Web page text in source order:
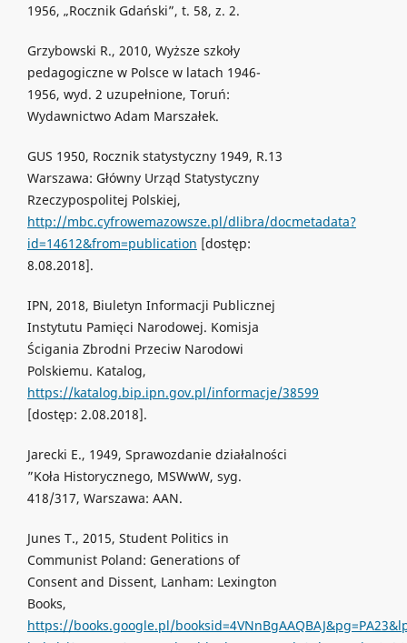
1956, „Rocznik Gdański”, t. 58, z. 2.
Grzybowski R., 2010, Wyższe szkoły
pedagogiczne w Polsce w latach 1946-
1956, wyd. 2 uzupełnione, Toruń:
Wydawnictwo Adam Marszałek.
GUS 1950, Rocznik statystyczny 1949, R.13
Warszawa: Główny Urząd Statystyczny
Rzeczypospolitej Polskiej,
http://mbc.cyfrowemazowsze.pl/dlibra/docmetadata?
id=14612&from=publication [dostęp:
8.08.2018].
IPN, 2018, Biuletyn Informacji Publicznej
Instytutu Pamięci Narodowej. Komisja
Ścigania Zbrodni Przeciw Narodowi
Polskiemu. Katalog,
https://katalog.bip.ipn.gov.pl/informacje/38599
[dostęp: 2.08.2018].
Jarecki E., 1949, Sprawozdanie działalności
”Koła Historycznego, MSWwW, syg.
418/317, Warszawa: AAN.
Junes T., 2015, Student Politics in
Communist Poland: Generations of
Consent and Dissent, Lanham: Lexington
Books,
https://books.google.pl/